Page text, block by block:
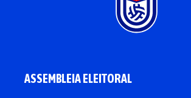
ASSEMBLEIA ELEITORAL